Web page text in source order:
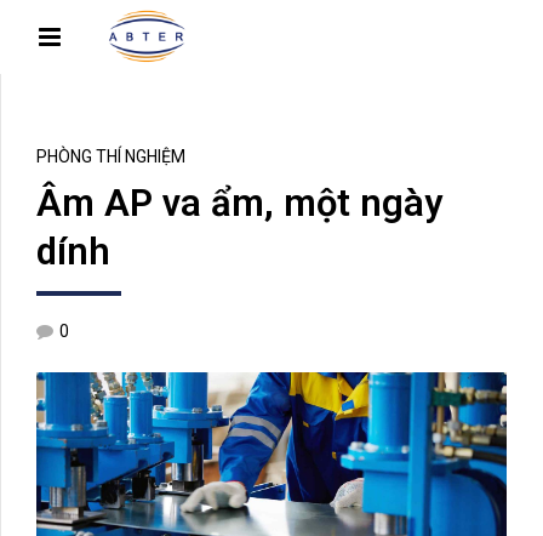
PHÒNG THÍ NGHIỆM
Âm AP va ẩm, một ngày
dính
0